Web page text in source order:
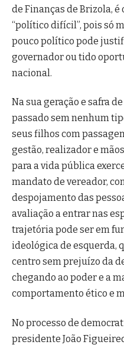
de Finanças de Brizola,
“político difícil”, pois só
pouco político pode
governador ou tido
nacional.
Na sua geração e safra
passado sem nenhum
seus filhos com
gestão, realizador e
para a vida pública
mandato de vereador,
despojamento das
avaliação a entrar nas
trajetória pode ser em
ideológica de esquerda,
centro sem prejuízo da
chegando ao poder e a
comportamento ético e
No processo de
presidente João